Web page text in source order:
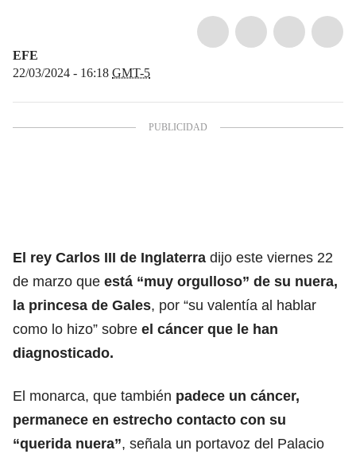
EFE
22/03/2024 - 16:18 GMT-5
El rey Carlos III de Inglaterra dijo este viernes 22
de marzo que está “muy orgulloso” de su nuera,
la princesa de Gales, por “su valentía al hablar
como lo hizo” sobre el cáncer que le han
diagnosticado.
El monarca, que también padece un cáncer,
permanece en estrecho contacto con su
“querida nuera”, señala un portavoz del Palacio